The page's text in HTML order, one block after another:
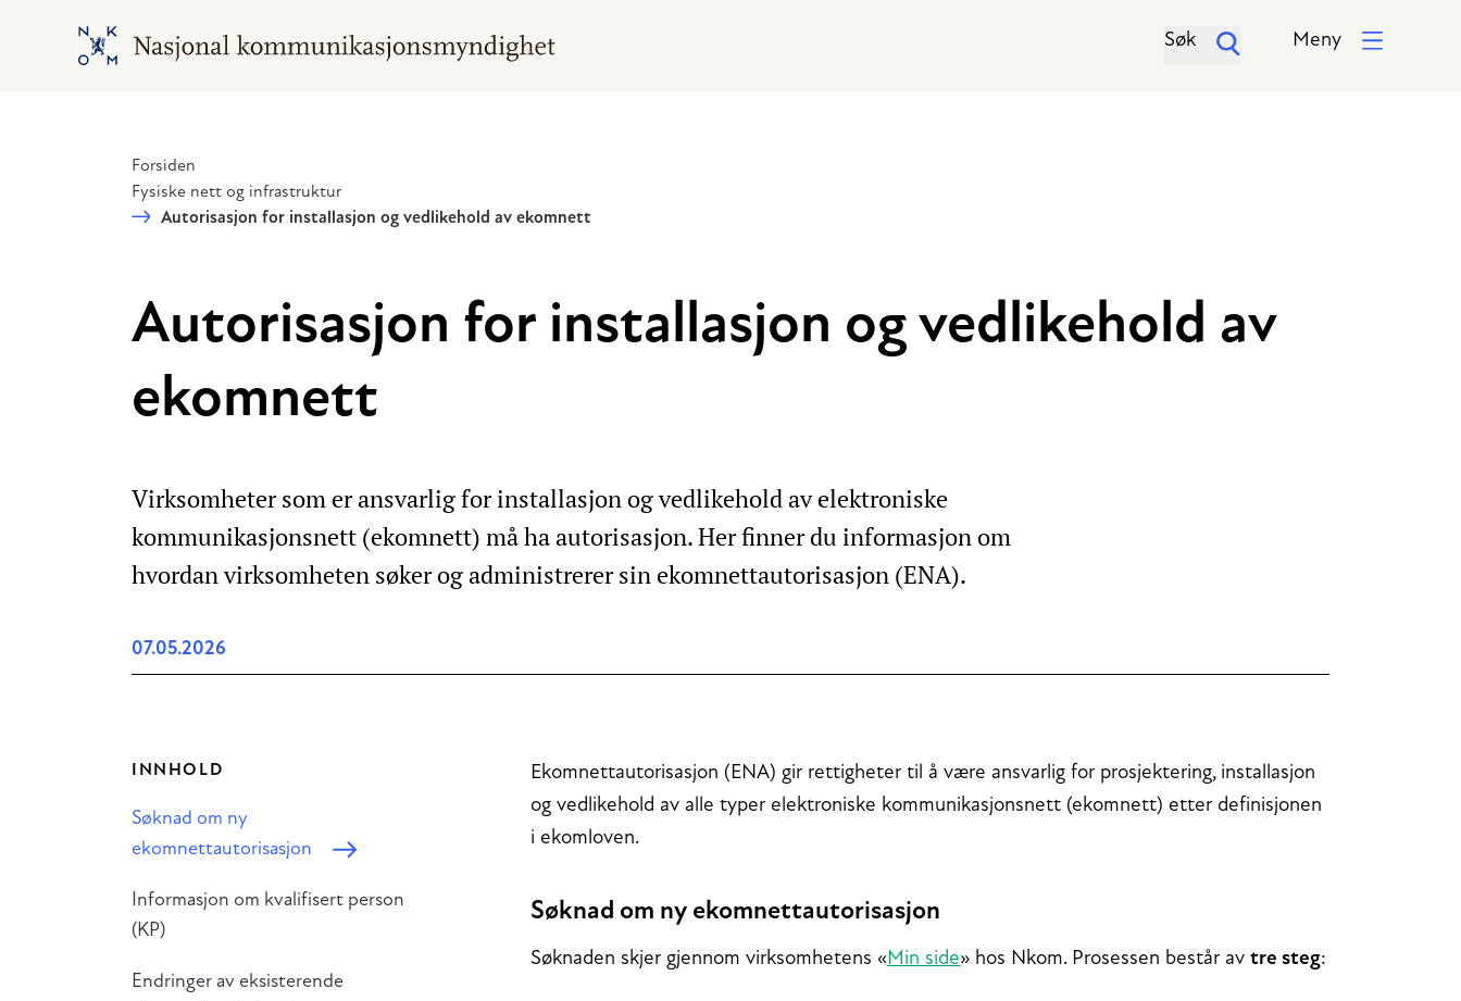
Hopp til hovedinnhold
Gå til hovedsiden Søk Meny
Forsiden
Fysiske nett og infrastruktur
Autorisasjon for installasjon og vedlikehold av ekomnett
Autorisasjon for installasjon og vedlikehold av
ekomnett
Virksomheter som er ansvarlig for installasjon og vedlikehold av elektroniske
kommunikasjonsnett (ekomnett) må ha autorisasjon. Her finner du informasjon om
hvordan virksomheten søker og administrerer sin ekomnettautorisasjon (ENA).
07.05.2026
INNHOLD
Søknad om ny
ekomnettautorisasjon
Informasjon om kvalifisert person
(KP)
Endringer av eksisterende
Ekomnettautorisasjon (ENA) gir rettigheter til å være ansvarlig for prosjektering, installasjon
og vedlikehold av alle typer elektroniske kommunikasjonsnett (ekomnett) etter definisjonen
i ekomloven.
Søknad om ny ekomnettautorisasjon
Søknaden skjer gjennom virksomhetens «Min side» hos Nkom. Prosessen består avtre steg: